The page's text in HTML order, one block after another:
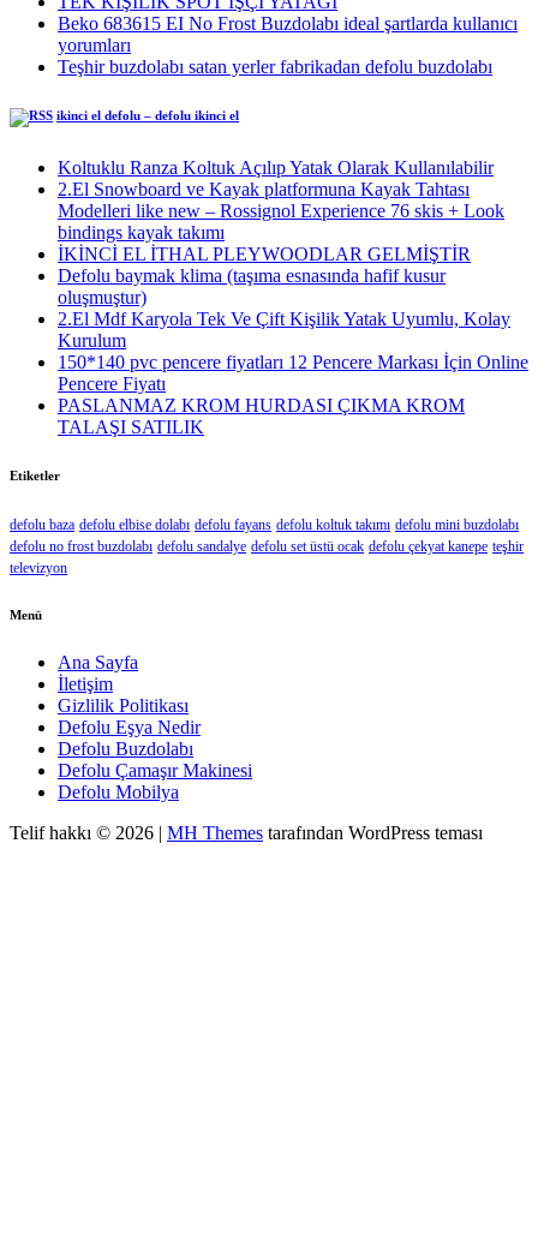
Beko 683615 EI No Frost Buzdolabı ideal şartlarda kullanıcı
yorumları
Teşhir buzdolabı satan yerler fabrikadan defolu buzdolabı
ikinci el defolu – defolu ikinci el
Koltuklu Ranza Koltuk Açılıp Yatak Olarak Kullanılabilir
2.El Snowboard ve Kayak platformuna Kayak Tahtası
Modelleri like new – Rossignol Experience 76 skis + Look
bindings kayak takımı
İKİNCİ EL İTHAL PLEYWOODLAR GELMİŞTİR
Defolu baymak klima (taşıma esnasında hafif kusur
oluşmuştur)
2.El Mdf Karyola Tek Ve Çift Kişilik Yatak Uyumlu, Kolay
Kurulum
150*140 pvc pencere fiyatları 12 Pencere Markası İçin Online
Pencere Fiyatı
PASLANMAZ KROM HURDASI ÇIKMA KROM
TALAŞI SATILIK
Etiketler
defolu baza defolu elbise dolabı defolu fayans defolu koltuk takımı defolu mini buzdolabı
defolu no frost buzdolabı defolu sandalye defolu set üstü ocak defolu çekyat kanepe teşhir
televizyon
Menü
Ana Sayfa
İletişim
Gizlilik Politikası
Defolu Eşya Nedir
Defolu Buzdolabı
Defolu Çamaşır Makinesi
Defolu Mobilya
Telif hakkı © 2026 | MH Themes tarafından WordPress teması